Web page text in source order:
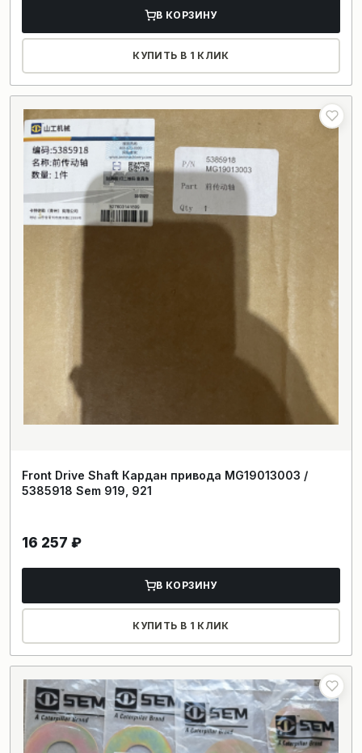
В КОРЗИНУ
КУПИТЬ В 1 КЛИК
Front Drive Shaft Кардан привода MG19013003 /
5385918 Sem 919, 921
16 257 ₽
В КОРЗИНУ
КУПИТЬ В 1 КЛИК